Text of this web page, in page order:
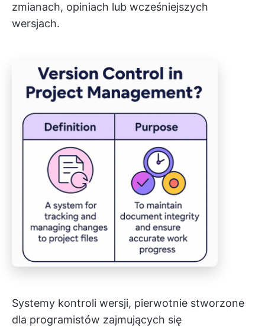
zmianach, opiniach lub wcześniejszych
wersjach.
Systemy kontroli wersji, pierwotnie stworzone
dla programistów zajmujących się